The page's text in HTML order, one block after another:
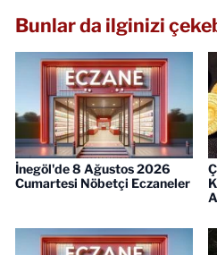
Bunlar da ilginizi
İnegöl'de 8 Ağustos 2026
Cumartesi Nöbetçi Eczaneler